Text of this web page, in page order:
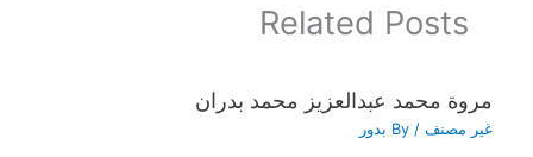
Related Posts
مروة محمد عبدالعزيز محمد بدران
غير مصنف / By بدور